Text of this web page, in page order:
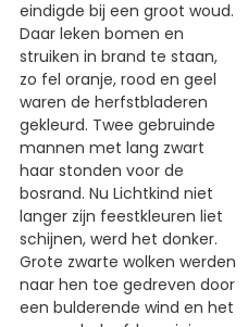
eindigde bij een groot woud.
Daar leken bomen en
struiken in brand te staan,
zo fel oranje, rood en geel
waren de herfstbladeren
gekleurd. Twee gebruinde
mannen met lang zwart
haar stonden voor de
bosrand. Nu Lichtkind niet
langer zijn feestkleuren liet
schijnen, werd het donker.
Grote zwarte wolken werden
naar hen toe gedreven door
een bulderende wind en het